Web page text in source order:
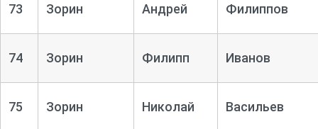
73 Зорин Андрей Филиппов
74 Зорин Филипп Иванов
75 Зорин Николай Васильев